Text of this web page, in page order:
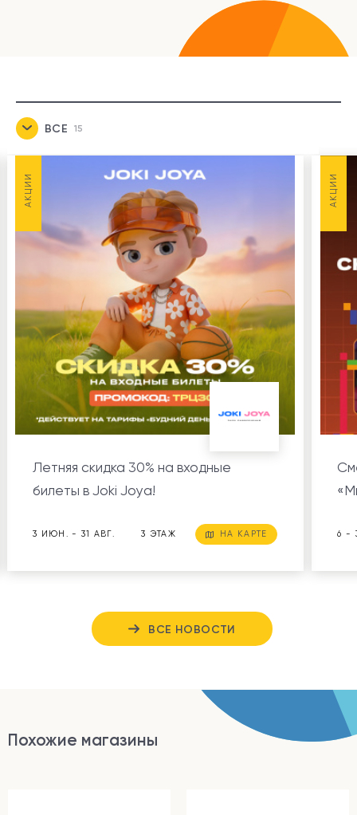
ВСЕ 15
АКЦИИ
Летняя скидка 30% на входные
билеты в Joki Joya!
3 ИЮН. - 31 АВГ. 3 ЭТАЖ НА КАРТЕ
АКЦИИ
6 -
ВСЕ НОВОСТИ
Похожие магазины